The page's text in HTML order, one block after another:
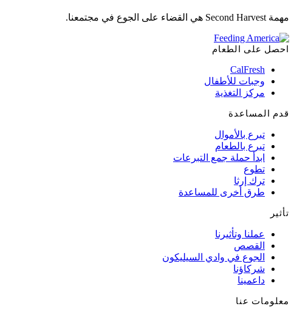
مهمة Second Harvest هي القضاء على الجوع في مجتمعنا.
احصل على الطعام
CalFresh
وجبات للأطفال
مركز التغذية
قدم المساعدة
تبرع بالأموال
تبرع بالطعام
ابدأ حملة جمع التبرعات
تطوع
ترك إرثا
طرق أخرى للمساعدة
تأثير
عملنا وتأثيرنا
القصص
الجوع في وادي السيليكون
شركاؤنا
داعمينا
معلومات عنا